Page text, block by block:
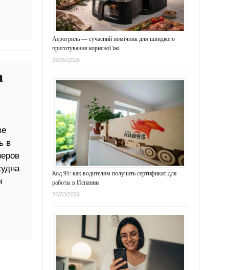
в
Аерогриль — сучасний помічник для швидкого
приготування корисної їжі
28/05/2026
Код 95: как водителям получить сертификат для
работы в Испании
26/03/2026